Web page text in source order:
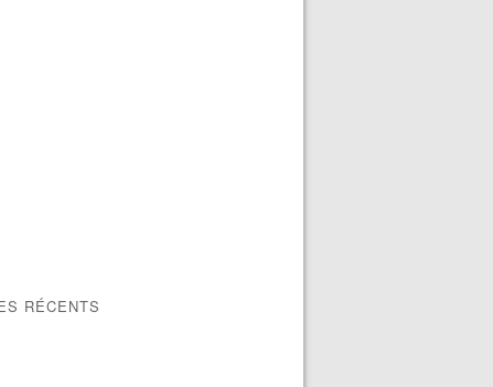
RÉCENTS